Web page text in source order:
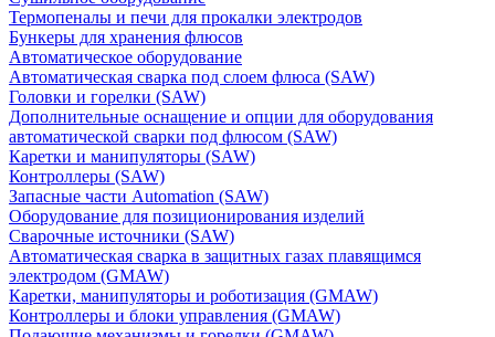
Термопеналы и печи для прокалки электродов
Бункеры для хранения флюсов
Автоматическое оборудование
Автоматическая сварка под слоем флюса (SAW)
Головки и горелки (SAW)
Дополнительные оснащение и опции для оборудования
автоматической сварки под флюсом (SAW)
Каретки и манипуляторы (SAW)
Контроллеры (SAW)
Запасные части Automation (SAW)
Оборудование для позиционирования изделий
Сварочные источники (SAW)
Автоматическая сварка в защитных газах плавящимся
электродом (GMAW)
Каретки, манипуляторы и роботизация (GMAW)
Контроллеры и блоки управления (GMAW)